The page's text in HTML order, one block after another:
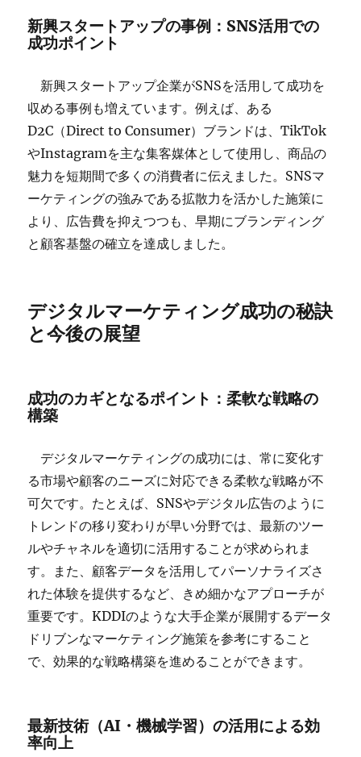
新興スタートアップの事例：SNS活用での
成功ポイント
新興スタートアップ企業がSNSを活用して成功を
収める事例も増えています。例えば、ある
D2C（Direct to Consumer）ブランドは、TikTok
やInstagramを主な集客媒体として使用し、商品の
魅力を短期間で多くの消費者に伝えました。SNSマ
ーケティングの強みである拡散力を活かした施策に
より、広告費を抑えつつも、早期にブランディング
と顧客基盤の確立を達成しました。
デジタルマーケティング成功の秘訣
と今後の展望
成功のカギとなるポイント：柔軟な戦略の
構築
デジタルマーケティングの成功には、常に変化す
る市場や顧客のニーズに対応できる柔軟な戦略が不
可欠です。たとえば、SNSやデジタル広告のように
トレンドの移り変わりが早い分野では、最新のツー
ルやチャネルを適切に活用することが求められま
す。また、顧客データを活用してパーソナライズさ
れた体験を提供するなど、きめ細かなアプローチが
重要です。KDDIのような大手企業が展開するデータ
ドリブンなマーケティング施策を参考にすること
で、効果的な戦略構築を進めることができます。
最新技術（AI・機械学習）の活用による効
率向上